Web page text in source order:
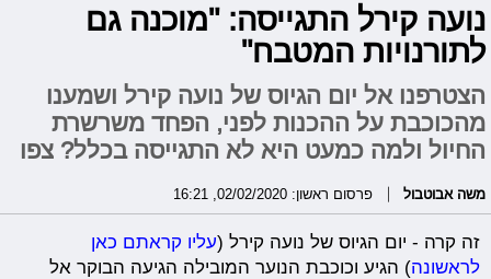
נועה קירל התגייסה: "מוכנה גם
לתורנויות המטבח"
הצטרפנו אל יום הגיוס של נועה קירל ושמענו
מהכוכבת על ההכנות לפני, הפחד משרשרת
החיול ולמה כמעט היא לא התגייסה בכלל? צפו
משה אבוטבול פרסום ראשון: 02/02/2020, 16:21
זה קרה - יום הגיוס של נועה קירל (עליו קראתם כאן
לראשונה) הגיע וכוכבת הנוער המובילה הגיעה הבוקר אל